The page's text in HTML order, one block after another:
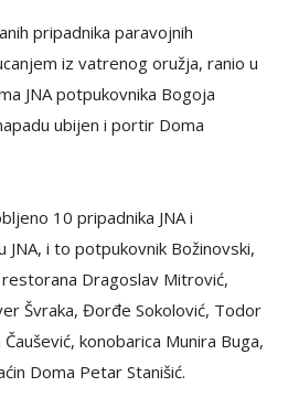
pripadnika paravojnih
iz vatrenog oružja, ranio u
JNA potpukovnika Bogoja
ubijen i portir Doma
10 pripadnika JNA i
JNA, i to potpukovnik Božinovski,
Dragoslav Mitrović,
Švraka, Đorđe Sokolović, Todor
konobarica Munira Buga,
Doma Petar Stanišić.